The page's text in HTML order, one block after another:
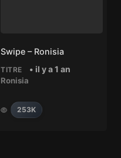
Swipe – Ronisia
TITRE • il y a 1 an
Ronisia
253K